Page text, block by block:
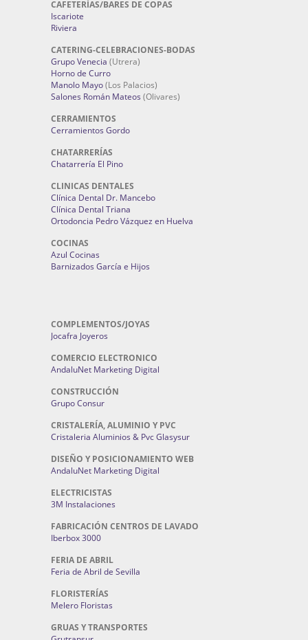
CAFETERÍAS/BARES DE COPAS
Iscariote
Riviera
CATERING-CELEBRACIONES-BODAS
Grupo Venecia (Utrera)
Horno de Curro
Manolo Mayo(Los Palacios)
Salones Román Mateos (Olivares)
CERRAMIENTOS
Cerramientos Gordo
CHATARRERÍAS
Chatarrería El Pino
CLINICAS DENTALES
Clínica Dental Dr. Mancebo
Clínica Dental Triana
Ortodoncia Pedro Vázquez en Huelva
COCINAS
Azul Cocinas
Barnizados García e Hijos
COMPLEMENTOS/JOYAS
Jocafra Joyeros
COMERCIO ELECTRONICO
AndaluNet Marketing Digital
CONSTRUCCIÓN
Grupo Consur
CRISTALERÍA, ALUMINIO Y PVC
Cristaleria Aluminios & Pvc Glasysur
DISEÑO Y POSICIONAMIENTO WEB
AndaluNet Marketing Digital
ELECTRICISTAS
3M Instalaciones
FABRICACIÓN CENTROS DE LAVADO
Iberbox 3000
FERIA DE ABRIL
Feria de Abril de Sevilla
FLORISTERÍAS
Melero Floristas
GRUAS Y TRANSPORTES